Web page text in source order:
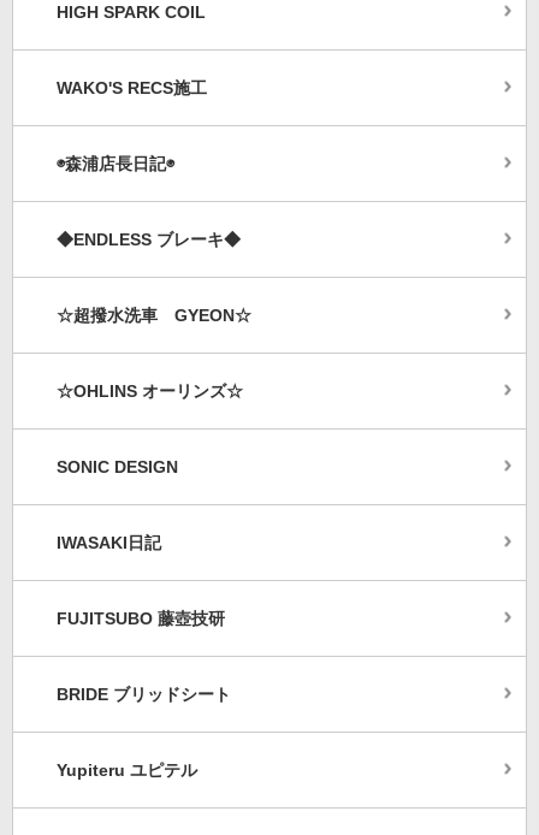
HIGH SPARK COIL
WAKO'S RECS施工
◉森浦店長日記◉
◆ENDLESS ブレーキ◆
☆超撥水洗車 GYEON☆
☆OHLINS オーリンズ☆
SONIC DESIGN
IWASAKI日記
FUJITSUBO 藤壺技研
BRIDE ブリッドシート
Yupiteru ユピテル